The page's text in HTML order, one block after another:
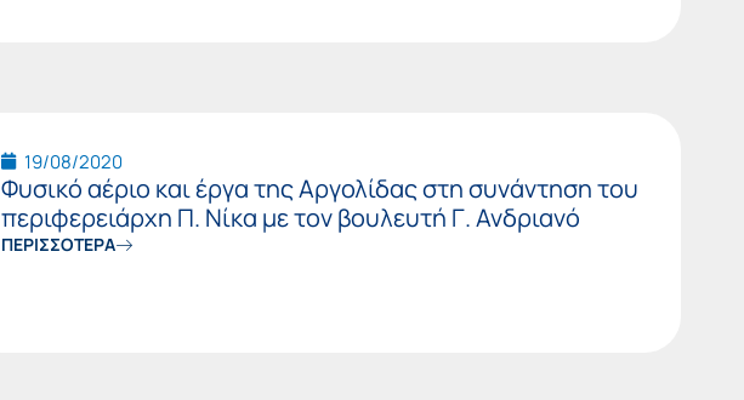
19/08/2020
Φυσικό αέριο και έργα της Αργολίδας στη συνάντηση του
περιφερειάρχη Π. Νίκα με τον βουλευτή Γ. Ανδριανό
ΠΕΡΙΣΣΟΤΕΡΑ